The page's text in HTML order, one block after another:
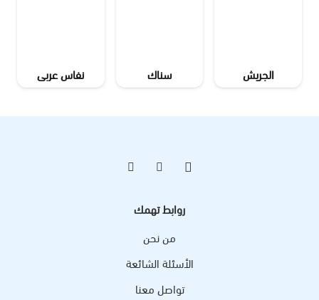
الجريش سناك نفاس عربى
روابط تهمك
من نحن
الأسئلة الشائعة
تواصل معنا